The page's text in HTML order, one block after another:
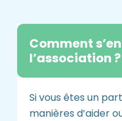
Comment
l’association ?
Si vous êtes un
manières d’aider